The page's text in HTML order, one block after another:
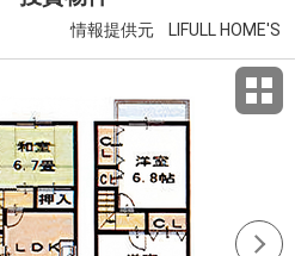
情報提供元 LIFULL HOME'S